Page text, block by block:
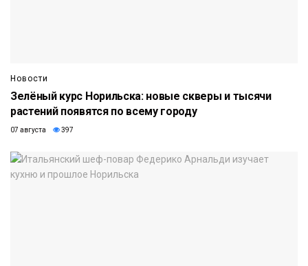
Новости
Зелёный курс Норильска: новые скверы и тысячи
растений появятся по всему городу
07 августа 397